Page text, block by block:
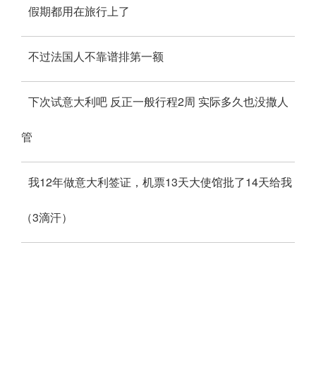
假期都用在旅行上了
不过法国人不靠谱排第一额
下次试意大利吧 反正一般行程2周 实际多久也没撒人
管
我12年做意大利签证，机票13天大使馆批了14天给我
（3滴汗）